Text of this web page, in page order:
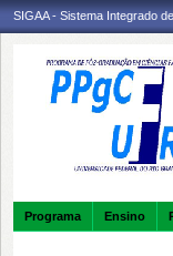
SIGAA - Sistema Integrado
Programa Ensino